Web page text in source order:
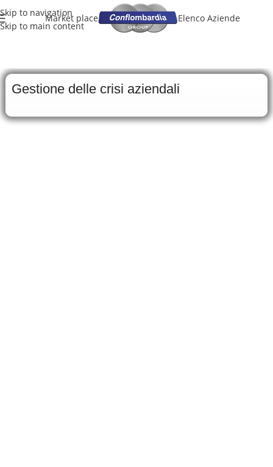
Skip to navigation
Skip to main content
Market place Elenco Aziende
Gestione delle crisi aziendali